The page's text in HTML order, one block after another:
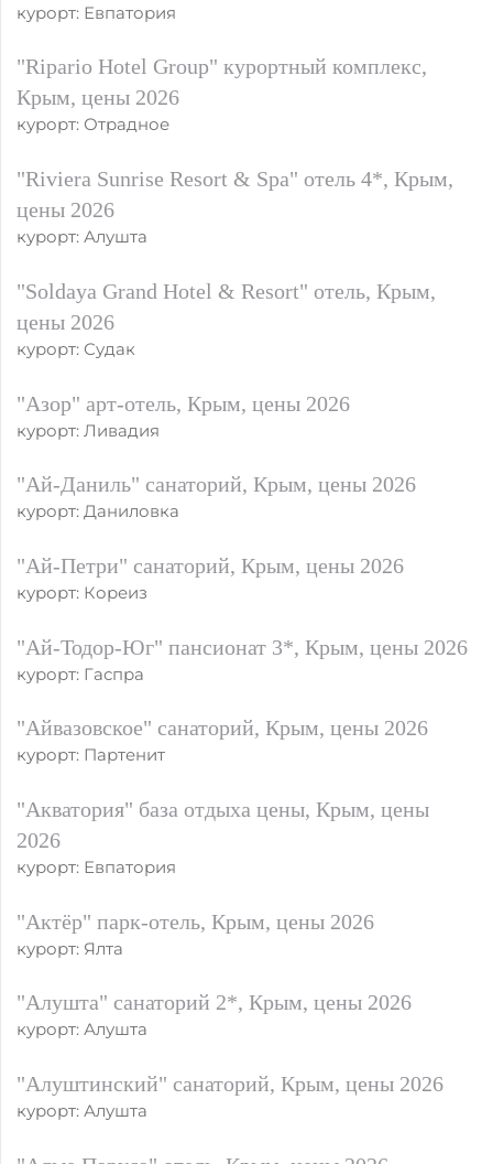
курорт: Евпатория
"Ripario Hotel Group" курортный комплекс,
Крым, цены 2026
курорт: Отрадное
"Riviera Sunrise Resort & Spa" отель 4*, Крым,
цены 2026
курорт: Алушта
"Soldaya Grand Hotel & Resort" отель, Крым,
цены 2026
курорт: Судак
"Азор" арт-отель, Крым, цены 2026
курорт: Ливадия
"Ай-Даниль" санаторий, Крым, цены 2026
курорт: Даниловка
"Ай-Петри" санаторий, Крым, цены 2026
курорт: Кореиз
"Ай-Тодор-Юг" пансионат 3*, Крым, цены 2026
курорт: Гаспра
"Айвазовское" санаторий, Крым, цены 2026
курорт: Партенит
"Акватория" база отдыха цены, Крым, цены
2026
курорт: Евпатория
"Актёр" парк-отель, Крым, цены 2026
курорт: Ялта
"Алушта" санаторий 2*, Крым, цены 2026
курорт: Алушта
"Алуштинский" санаторий, Крым, цены 2026
курорт: Алушта